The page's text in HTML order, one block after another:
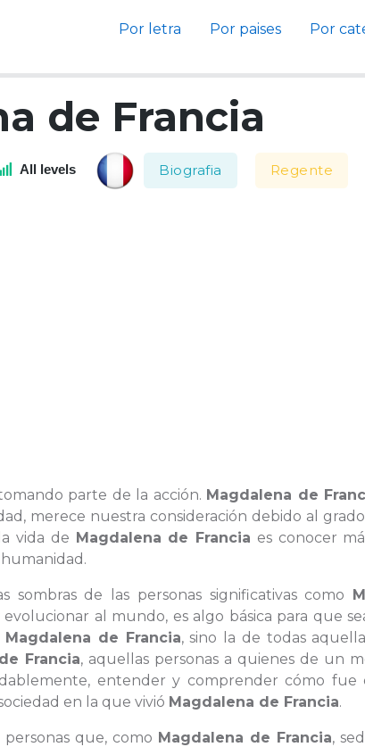
Por letra Por paises Por
de Francia
All levels Biografia Regente
parte de la acción. Magdalena de
merece nuestra consideración debido al
vida de Magdalena de Francia es conocer
sombras de las personas significativas como
al mundo, es algo básica para que
Magdalena de Francia, sino la de todas
Francia, aquellas personas a quienes de un
entender y comprender cómo fue
en la que vivió Magdalena de Francia.
personas que, como Magdalena de Francia,